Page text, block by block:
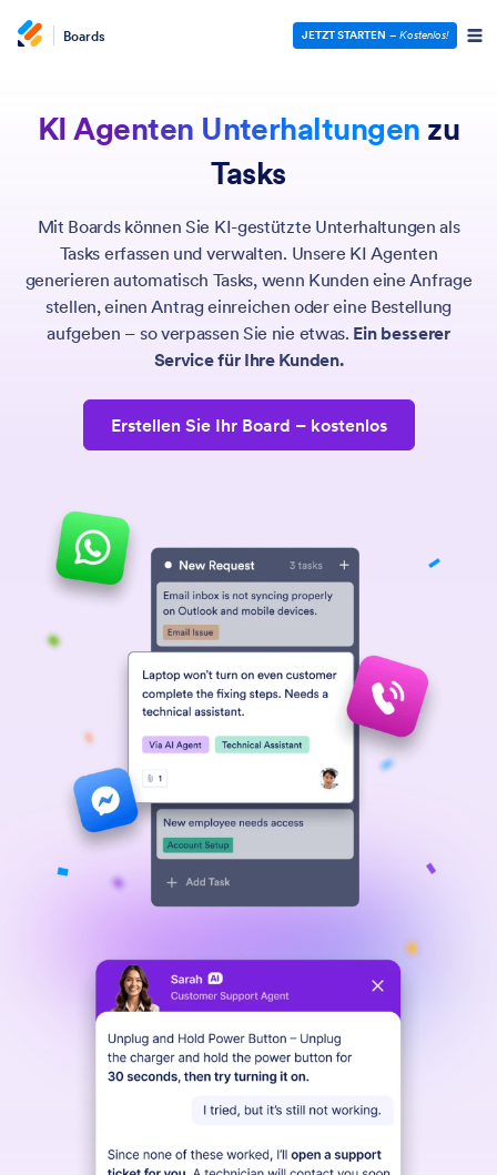
Boards JETZT STARTEN – Kostenlos!
KI Agenten Unterhaltungen zu
Tasks
Mit Boards können Sie KI-gestützte Unterhaltungen als
Tasks erfassen und verwalten. Unsere KI Agenten
generieren automatisch Tasks, wenn Kunden eine Anfrage
stellen, einen Antrag einreichen oder eine Bestellung
aufgeben – so verpassen Sie nie etwas. Ein besserer
Service für Ihre Kunden.
Erstellen Sie Ihr Board – kostenlos